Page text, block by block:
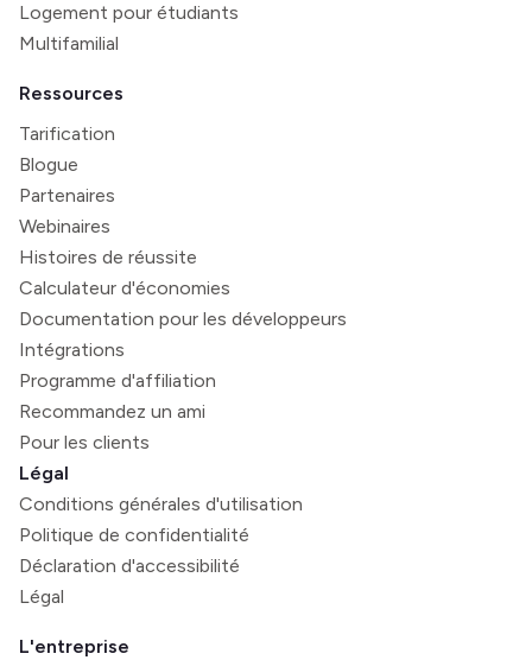
Logement pour étudiants
Multifamilial
Ressources
Tarification
Blogue
Partenaires
Webinaires
Histoires de réussite
Calculateur d'économies
Documentation pour les développeurs
Intégrations
Programme d'affiliation
Recommandez un ami
Pour les clients
Légal
Conditions générales d'utilisation
Politique de confidentialité
Déclaration d'accessibilité
Légal
L'entreprise